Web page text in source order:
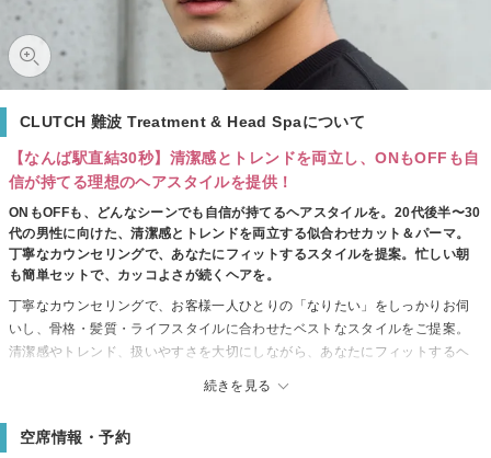
CLUTCH 難波 Treatment & Head Spaについて
【なんば駅直結30秒】清潔感とトレンドを両立し、ONもOFFも自
信が持てる理想のヘアスタイルを提供！
ONもOFFも、どんなシーンでも自信が持てるヘアスタイルを。20代後半〜30
代の男性に向けた、清潔感とトレンドを両立する似合わせカット＆パーマ。
丁寧なカウンセリングで、あなたにフィットするスタイルを提案。忙しい朝
も簡単セットで、カッコよさが続くヘアを。
続きを見る
丁寧なカウンセリングで、お客様一人ひとりの「なりたい」をしっかりお伺
いし、骨格・髪質・ライフスタイルに合わせたベストなスタイルをご提案。
清潔感やトレンド、扱いやすさを大切にしながら、あなたにフィットするヘ
スタイルから、特別な日の華やかなヘアまで幅広く対応します。
空席情報・予約